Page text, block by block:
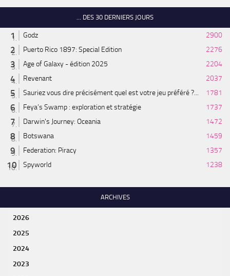
... DES 30 DERNIERS JOURS
Godz
2900
Puerto Rico 1897: Special Edition
2276
Age of Galaxy - édition 2025
2204
Revenant
2037
Sauriez vous dire précisément quel est votre jeu préféré ?...
1781
Feya’s Swamp : exploration et stratégie
1737
Darwin's Journey: Oceania
1472
Botswana
1459
Federation: Piracy
1357
Spyworld
1238
ARCHIVES
2026
2025
2024
2023